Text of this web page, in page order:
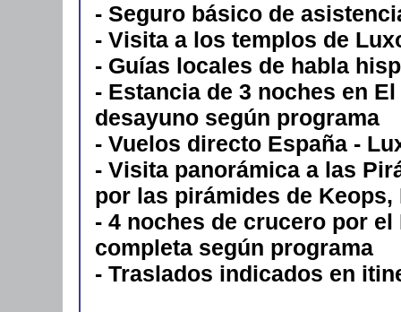
- Seguro básico de
- Visita a los templos de
- Guías locales de habla
- Estancia de 3 noches en
desayuno según programa
- Vuelos directo España -
- Visita panorámica a las
por las pirámides de
- 4 noches de crucero por
completa según programa
- Traslados indicados en